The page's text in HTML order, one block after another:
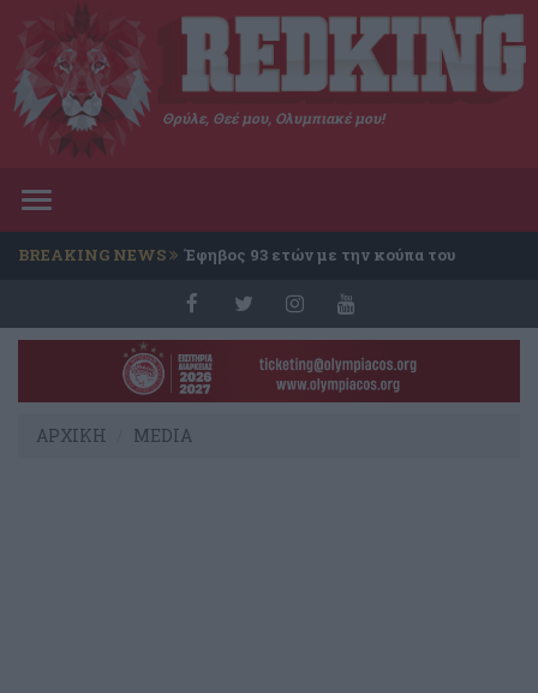
Θρύλε, Θεέ μου, Ολυμπιακέ μου!
Toggle
BREAKING NEWS Έφηβος 93 ετών με την κούπα του
ΑΡΧΙΚΗ MEDIA